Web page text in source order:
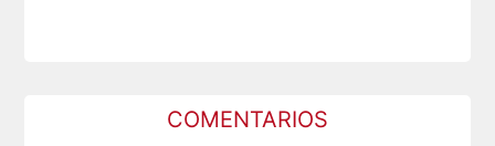
COMENTARIOS